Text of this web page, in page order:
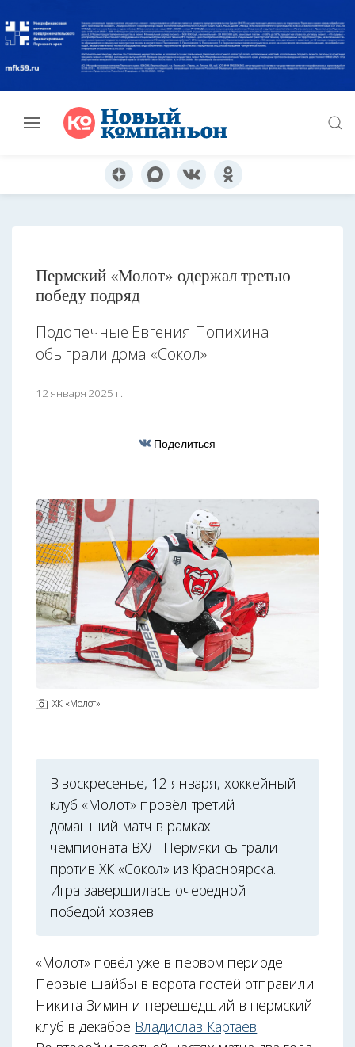
Пермский «Молот» одержал третью
победу подряд
Подопечные Евгения Попихина
обыграли дома «Сокол»
12 января 2025 г.
Поделиться
ХК «Молот»
В воскресенье, 12 января, хоккейный
клуб «Молот» провёл третий
домашний матч в рамках
чемпионата ВХЛ. Пермяки сыграли
против ХК «Сокол» из Красноярска.
Игра завершилась очередной
победой хозяев.
«Молот» повёл уже в первом периоде.
Первые шайбы в ворота гостей отправили
Никита Зимин и перешедший в пермский
клуб в декабре Владислав Картаев.